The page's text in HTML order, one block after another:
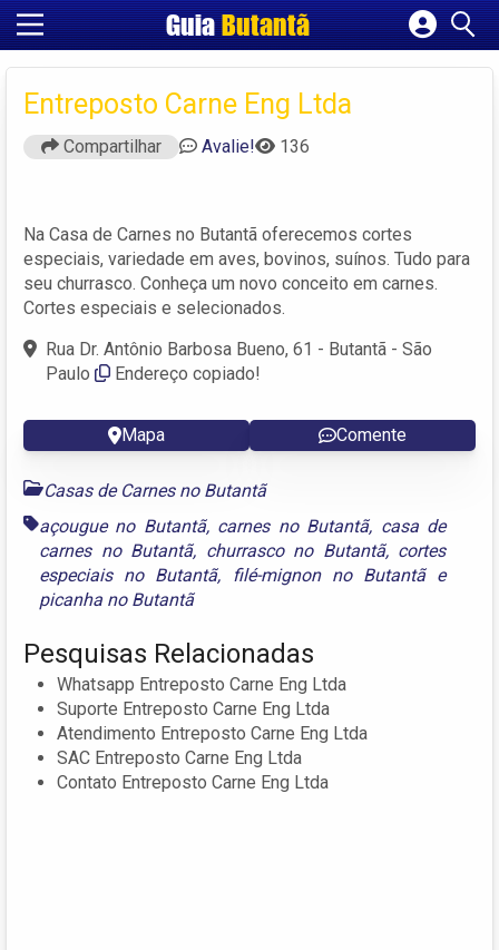
GuiaButantã
Cadastrar empresa
Criar conta
Entreposto Carne Eng Ltda
Compartilhar Avalie! 136
Na Casa de Carnes no Butantã oferecemos cortes
especiais, variedade em aves, bovinos, suínos. Tudo para
seu churrasco. Conheça um novo conceito em carnes.
Cortes especiais e selecionados.
Rua Dr. Antônio Barbosa Bueno, 61 - Butantã - São
Paulo
Endereço copiado!
Mapa Comente
Casas de Carnes no Butantã
açougue no Butantã, carnes no Butantã, casa de
carnes no Butantã, churrasco no Butantã, cortes
especiais no Butantã, filé-mignon no Butantãe
picanha no Butantã
Pesquisas Relacionadas
Whatsapp Entreposto Carne Eng Ltda
Suporte Entreposto Carne Eng Ltda
Atendimento Entreposto Carne Eng Ltda
SAC Entreposto Carne Eng Ltda
Contato Entreposto Carne Eng Ltda